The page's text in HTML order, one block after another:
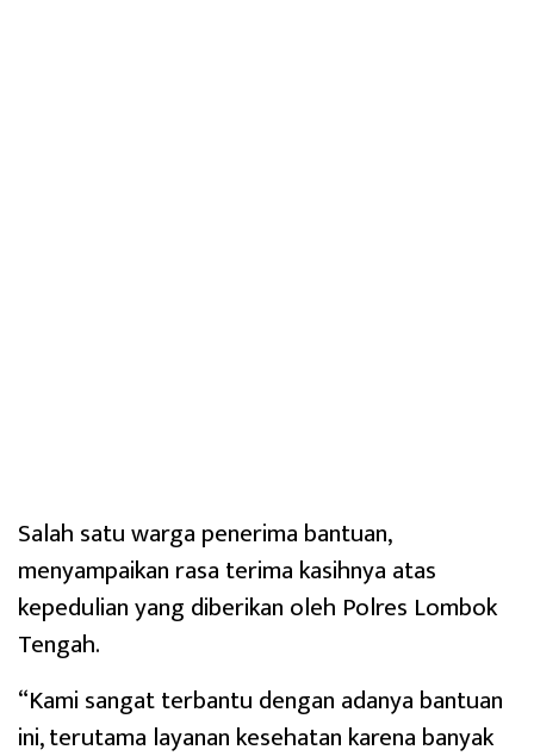
Salah satu warga penerima bantuan,
menyampaikan rasa terima kasihnya atas
kepedulian yang diberikan oleh Polres Lombok
Tengah.
“Kami sangat terbantu dengan adanya bantuan
ini, terutama layanan kesehatan karena banyak